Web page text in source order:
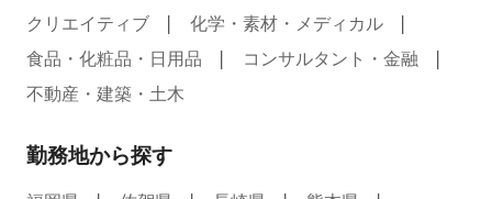
クリエイティブ
化学・素材・メディカル
食品・化粧品・日用品
コンサルタント・金融
不動産・建築・土木
勤務地から探す